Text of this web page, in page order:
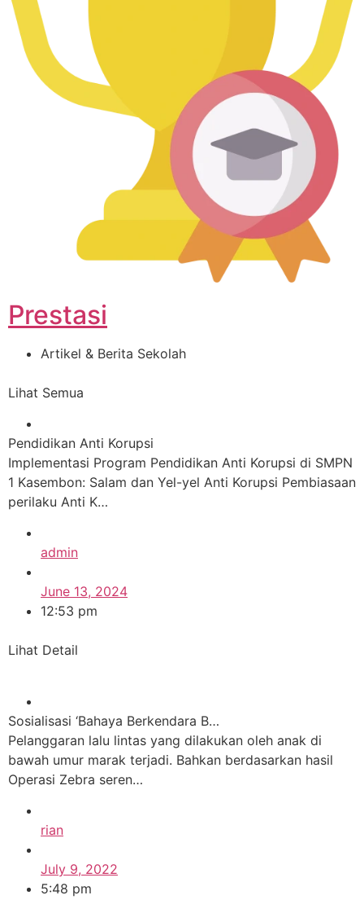
Prestasi
Artikel & Berita Sekolah
Lihat Semua
Pendidikan Anti Korupsi
Implementasi Program Pendidikan Anti Korupsi di SMPN
1 Kasembon: Salam dan Yel-yel Anti Korupsi Pembiasaan
perilaku Anti K…
admin
June 13, 2024
12:53 pm
Lihat Detail
Sosialisasi ‘Bahaya Berkendara B…
Pelanggaran lalu lintas yang dilakukan oleh anak di
bawah umur marak terjadi. Bahkan berdasarkan hasil
Operasi Zebra seren…
rian
July 9, 2022
5:48 pm